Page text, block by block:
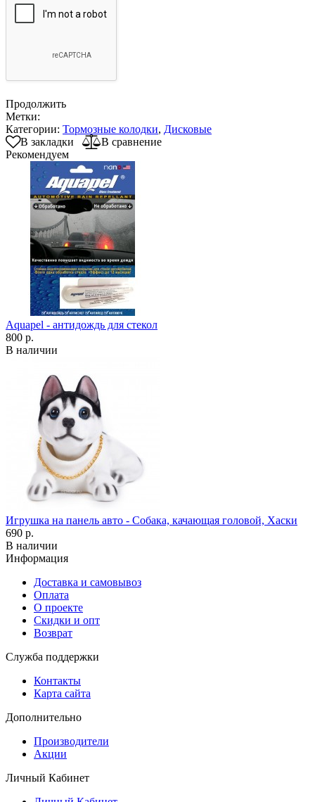
Продолжить
Метки:
Категории: Тормозные колодки, Дисковые
В закладки
В сравнение
Рекомендуем
Aquapel - антидождь для стекол
800 р.
В наличии
Игрушка на панель авто - Собака, качающая головой, Хаски
690 р.
В наличии
Информация
Доставка и самовывоз
Оплата
О проекте
Скидки и опт
Возврат
Служба поддержки
Контакты
Карта сайта
Дополнительно
Производители
Акции
Личный Кабинет